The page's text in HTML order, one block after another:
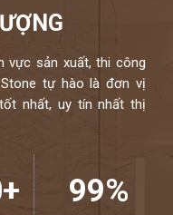
vực sản xuất, thi công
tự hào là đơn vị
nhất, uy tín nhất thị
99%